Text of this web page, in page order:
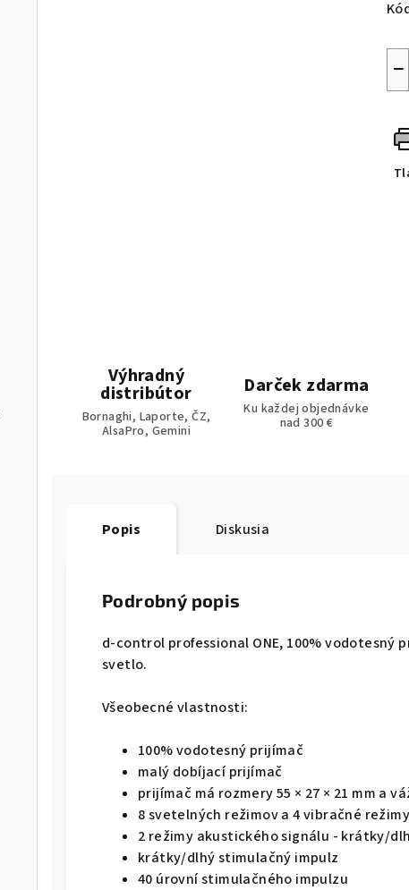
−
Výhradný
distribútor
Bornaghi, Laporte, ČZ,
AlsaPro, Gemini
Darček zdarma
Ku každej objednávke
nad 300 €
Popis Diskusia
Podrobný popis
d-control professional ONE, 100% vodotesný
svetlo.
Všeobecné vlastnosti:
100% vodotesný prijímač
malý dobíjací prijímač
prijímač má rozmery 55 × 27 × 21 mm a
8 svetelných režimov a 4 vibračné režimy
2 režimy akustického signálu - krátky/
krátky/dlhý stimulačný impulz
40 úrovní stimulačného impulzu